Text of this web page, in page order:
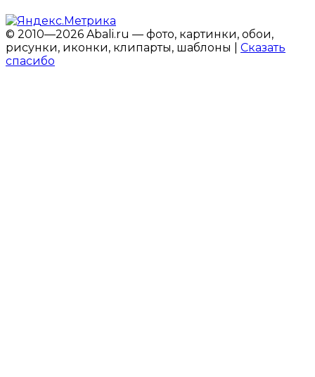
© 2010—2026 Abali.ru — фото, картинки, обои,
рисунки, иконки, клипарты, шаблоны | Сказать
спасибо